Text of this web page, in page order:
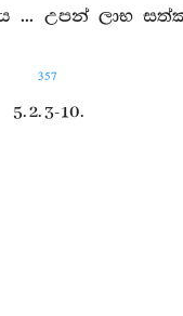
... උපන් ලාභ
357
5. 2. 3-10.